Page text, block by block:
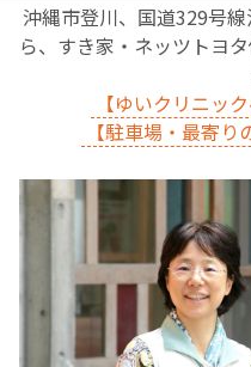
沖縄市登川、国道329号
ら、すき家・ネッツトヨ
【ゆいクリニッ
【駐車場・最寄り